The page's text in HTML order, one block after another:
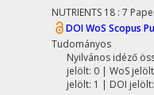
NUTRIENTS 18 : 7
DOIWoS Scopus
Tudományos
Nyilvános idéző
jelölt: 0 | WoS
jelölt: 1 | DOI